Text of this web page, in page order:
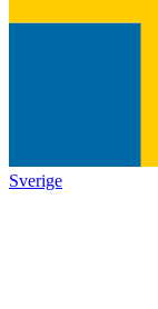
Sverige